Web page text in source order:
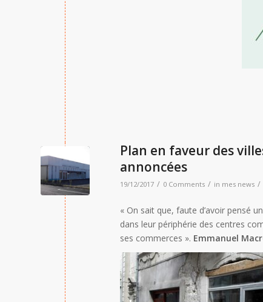
Plan en faveur des
annoncées
19/12/2017 / 0 Comments / in mes news /
« On sait que, faute d’avoir pensé
dans leur périphérie des centres
ses commerces ». Emmanuel